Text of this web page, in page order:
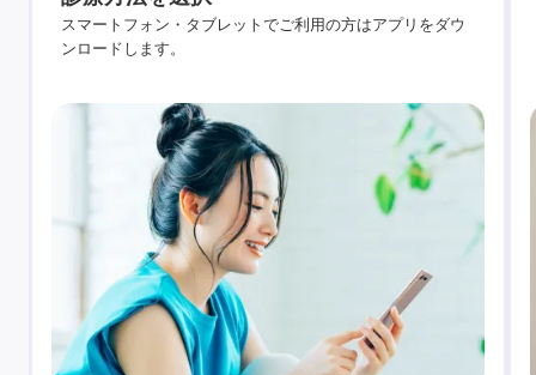
スマートフォン・タブレットでご利用の方はアプリをダウ
ンロードします。